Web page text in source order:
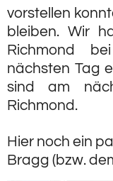
vorstellen
bleiben. Wir
Richmond
nächsten Tag
sind am
Richmond.
Hier noch ein
Bragg (bzw.